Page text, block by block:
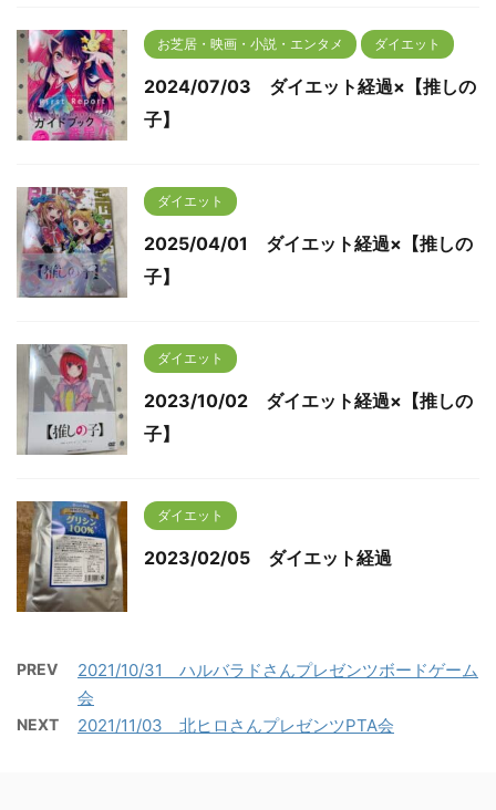
お芝居・映画・小説・エンタメ ダイエット
2024/07/03 ダイエット経過×【推しの
子】
ダイエット
2025/04/01 ダイエット経過×【推しの
子】
ダイエット
2023/10/02 ダイエット経過×【推しの
子】
ダイエット
2023/02/05 ダイエット経過
PREV
2021/10/31 ハルバラドさんプレゼンツボードゲーム
会
NEXT 2021/11/03 北ヒロさんプレゼンツPTA会